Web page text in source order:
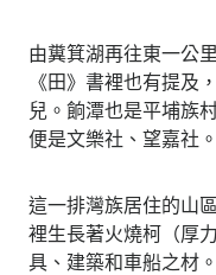
由糞箕湖再往東一公
《田》書裡也有提及
兒。餉潭也是平埔族
便是文樂社、望嘉社。
這一排灣族居住的山
裡生長著火燒柯（厚
具、建築和車船之材。